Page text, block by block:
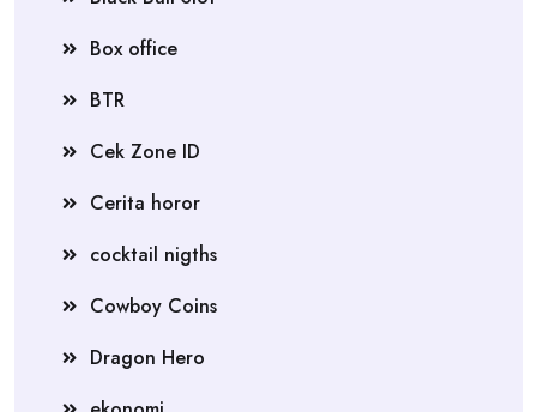
Box office
BTR
Cek Zone ID
Cerita horor
cocktail nigths
Cowboy Coins
Dragon Hero